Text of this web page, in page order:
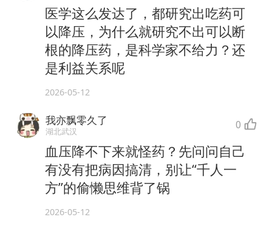
医学这么发达了，都研究出吃药可
以降压，为什么就研究不出可以断
根的降压药，是科学家不给力？还
是利益关系呢
2026-05-12
我亦飘零久了
湖北武汉 0
血压降不下来就怪药？先问问自己
有没有把病因搞清，别让“千人一
方”的偷懒思维背了锅
2026-05-12